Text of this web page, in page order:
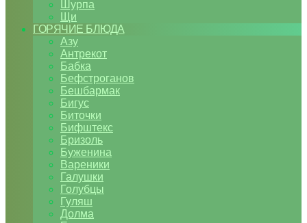
Шурпа
Щи
ГОРЯЧИЕ БЛЮДА
Азу
Антрекот
Бабка
Бефстроганов
Бешбармак
Бигус
Биточки
Бифштекс
Бризоль
Буженина
Вареники
Галушки
Голубцы
Гуляш
Долма